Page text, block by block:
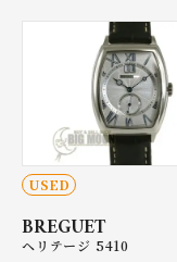
USED
BREGUET
ヘリテージ 5410